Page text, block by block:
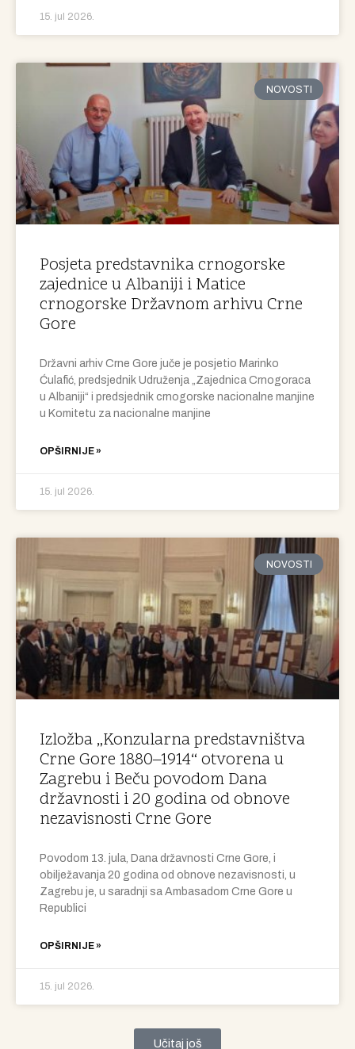
15. jul 2026.
NOVOSTI
Posjeta predstavnika crnogorske
zajednice u Albaniji i Matice
crnogorske Državnom arhivu Crne
Gore
Državni arhiv Crne Gore juče je posjetio Marinko
Ćulafić, predsjednik Udruženja „Zajednica Crnogoraca
u Albaniji“ i predsjednik crnogorske nacionalne manjine
u Komitetu za nacionalne manjine
OPŠIRNIJE »
15. jul 2026.
NOVOSTI
Izložba „Konzularna predstavništva
Crne Gore 1880–1914“ otvorena u
Zagrebu i Beču povodom Dana
državnosti i 20 godina od obnove
nezavisnosti Crne Gore
Povodom 13. jula, Dana državnosti Crne Gore, i
obilježavanja 20 godina od obnove nezavisnosti, u
Zagrebu je, u saradnji sa Ambasadom Crne Gore u
Republici
OPŠIRNIJE »
15. jul 2026.
Učitaj još